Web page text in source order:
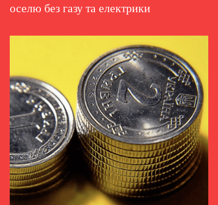
оселю без газу та електрики